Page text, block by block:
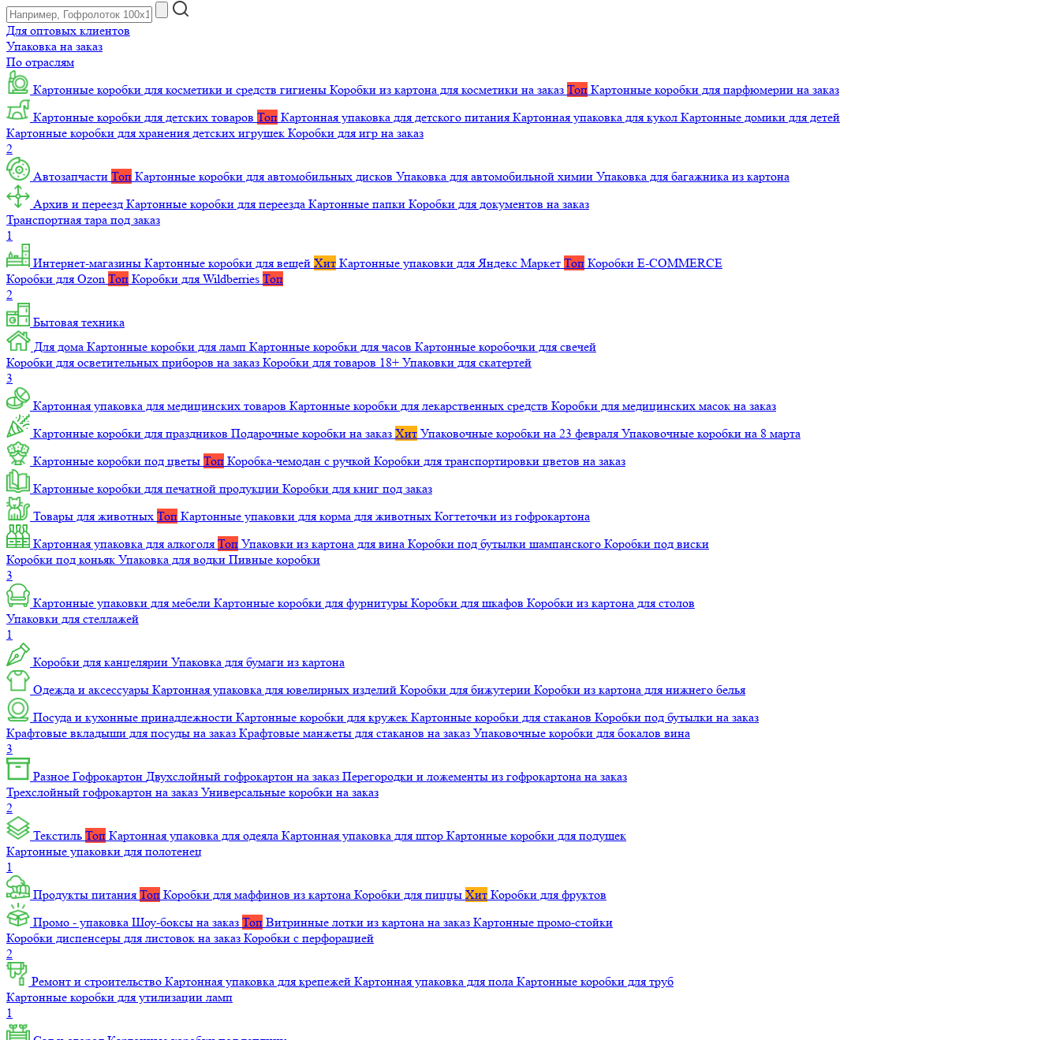
Для оптовых клиентов
Упаковка на заказ
По отраслям
Картонные коробки для косметики и средств гигиены Коробки из картона для косметики на заказ Топ Картонные коробки для парфюмерии на заказ
Картонные коробки для детских товаров Топ Картонная упаковка для детского питания Картонная упаковка для кукол Картонные домики для детей
Картонные коробки для хранения детских игрушек Коробки для игр на заказ
2
Автозапчасти Топ Картонные коробки для автомобильных дисков Упаковка для автомобильной химии Упаковка для багажника из картона
Архив и переезд Картонные коробки для переезда Картонные папки Коробки для документов на заказ
Транспортная тара под заказ
1
Интернет-магазины Картонные коробки для вещей Хит Картонные упаковки для Яндекс Маркет Топ Коробки E-COMMERCE
Коробки для Ozon Топ Коробки для Wildberries Топ
2
Бытовая техника
Для дома Картонные коробки для ламп Картонные коробки для часов Картонные коробочки для свечей
Коробки для осветительных приборов на заказ Коробки для товаров 18+ Упаковки для скатертей
3
Картонная упаковка для медицинских товаров Картонные коробки для лекарственных средств Коробки для медицинских масок на заказ
Картонные коробки для праздников Подарочные коробки на заказ Хит Упаковочные коробки на 23 февраля Упаковочные коробки на 8 марта
Картонные коробки под цветы Топ Коробка-чемодан с ручкой Коробки для транспортировки цветов на заказ
Картонные коробки для печатной продукции Коробки для книг под заказ
Товары для животных Топ Картонные упаковки для корма для животных Когтеточки из гофрокартона
Картонная упаковка для алкоголя Топ Упаковки из картона для вина Коробки под бутылки шампанского Коробки под виски
Коробки под коньяк Упаковка для водки Пивные коробки
3
Картонные упаковки для мебели Картонные коробки для фурнитуры Коробки для шкафов Коробки из картона для столов
Упаковки для стеллажей
1
Коробки для канцелярии Упаковка для бумаги из картона
Одежда и аксессуары Картонная упаковка для ювелирных изделий Коробки для бижутерии Коробки из картона для нижнего белья
Посуда и кухонные принадлежности Картонные коробки для кружек Картонные коробки для стаканов Коробки под бутылки на заказ
Крафтовые вкладыши для посуды на заказ Крафтовые манжеты для стаканов на заказ Упаковочные коробки для бокалов вина
3
Разное Гофрокартон Двухслойный гофрокартон на заказ Перегородки и ложементы из гофрокартона на заказ
Трехслойный гофрокартон на заказ Универсальные коробки на заказ
2
Текстиль Топ Картонная упаковка для одеяла Картонная упаковка для штор Картонные коробки для подушек
Картонные упаковки для полотенец
1
Продукты питания Топ Коробки для маффинов из картона Коробки для пиццы Хит Коробки для фруктов
Промо - упаковка Шоу-боксы на заказ Топ Витринные лотки из картона на заказ Картонные промо-стойки
Коробки диспенсеры для листовок на заказ Коробки с перфорацией
2
Ремонт и строительство Картонная упаковка для крепежей Картонная упаковка для пола Картонные коробки для труб
Картонные коробки для утилизации ламп
1